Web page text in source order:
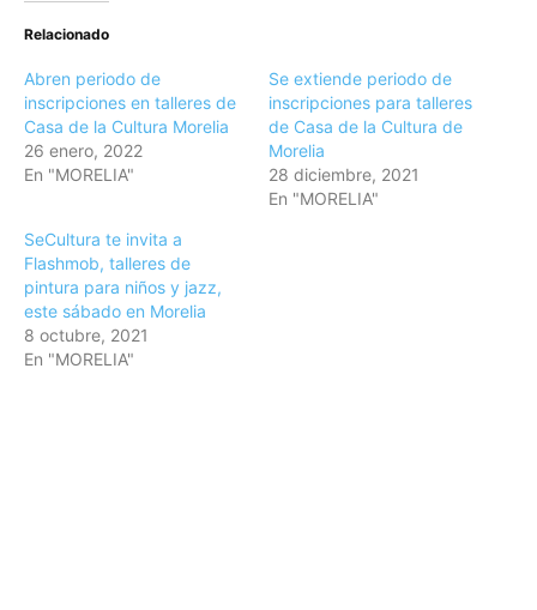
Relacionado
Abren periodo de
inscripciones en talleres de
Casa de la Cultura Morelia
26 enero, 2022
En "MORELIA"
Se extiende periodo de
inscripciones para talleres
de Casa de la Cultura de
Morelia
28 diciembre, 2021
En "MORELIA"
SeCultura te invita a
Flashmob, talleres de
pintura para niños y jazz,
este sábado en Morelia
8 octubre, 2021
En "MORELIA"